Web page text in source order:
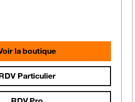
la boutique
Particulier